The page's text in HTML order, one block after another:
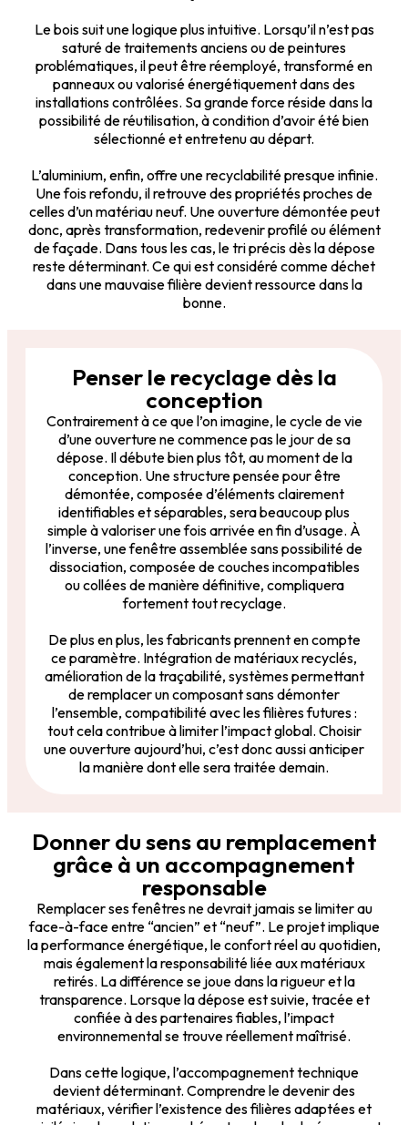
Le bois suit une logique plus intuitive. Lorsqu’il n’est pas
saturé de traitements anciens ou de peintures
problématiques, il peut être réemployé, transformé en
panneaux ou valorisé énergétiquement dans des
installations contrôlées. Sa grande force réside dans la
possibilité de réutilisation, à condition d’avoir été bien
sélectionné et entretenu au départ.
L’aluminium, enfin, offre une recyclabilité presque infinie.
Une fois refondu, il retrouve des propriétés proches de
celles d’un matériau neuf. Une ouverture démontée peut
donc, après transformation, redevenir profilé ou élément
de façade. Dans tous les cas, le tri précis dès la dépose
reste déterminant. Ce qui est considéré comme déchet
dans une mauvaise filière devient ressource dans la
bonne.
Penser le recyclage dès la
conception
Contrairement à ce que l’on imagine, le cycle de vie
d’une ouverture ne commence pas le jour de sa
dépose. Il débute bien plus tôt, au moment de la
conception. Une structure pensée pour être
démontée, composée d’éléments clairement
identifiables et séparables, sera beaucoup plus
simple à valoriser une fois arrivée en fin d’usage. À
l’inverse, une fenêtre assemblée sans possibilité de
dissociation, composée de couches incompatibles
ou collées de manière définitive, compliquera
fortement tout recyclage.
De plus en plus, les fabricants prennent en compte
ce paramètre. Intégration de matériaux recyclés,
amélioration de la traçabilité, systèmes permettant
de remplacer un composant sans démonter
l’ensemble, compatibilité avec les filières futures :
tout cela contribue à limiter l’impact global. Choisir
une ouverture aujourd’hui, c’est donc aussi anticiper
la manière dont elle sera traitée demain.
Donner du sens au remplacement
grâce à un accompagnement
responsable
Remplacer ses fenêtres ne devrait jamais se limiter au
face-à-face entre “ancien” et “neuf”. Le projet implique
la performance énergétique, le confort réel au quotidien,
mais également la responsabilité liée aux matériaux
retirés. La différence se joue dans la rigueur et la
transparence. Lorsque la dépose est suivie, tracée et
confiée à des partenaires fiables, l’impact
environnemental se trouve réellement maîtrisé.
Dans cette logique, l’accompagnement technique
devient déterminant. Comprendre le devenir des
matériaux, vérifier l’existence des filières adaptées et